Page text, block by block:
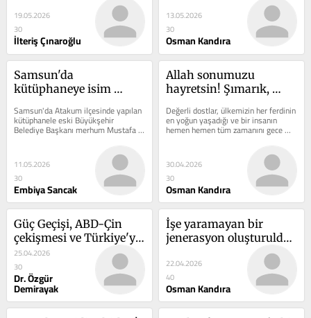
19.05.2026
30
İlteriş Çınaroğlu
13.05.2026
30
Osman Kandıra
Samsun'da
kütüphaneye isim
malını çalmak!
Samsun'da Atakum ilçesinde yapılan
kütüphanele eski Büyükşehir
Belediye Başkanı merhum Mustafa
Demir isminin verilmesi ile ilgili...
11.05.2026
30
Embiya Sancak
Allah sonumuzu
hayretsin! Şımarık,
yetişiyor!
Değerli dostlar, ülkemizin her ferdinin
en yoğun yaşadığı ve bir insanın
hemen hemen tüm zamanını gece
30.04.2026
30
Osman Kandıra
Güç Geçişi, ABD-Çin
çekişmesi ve Türkiye'ye
yansımaları
25.04.2026
30
Dr. Özgür
Demirayak
İşe yaramayan bir
jenerasyon oluşturuldu!
Ara elaman yetişmiyor!
22.04.2026
40
Osman Kandıra